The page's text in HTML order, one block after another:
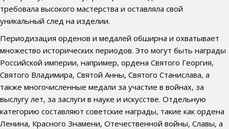
требовала высокого мастерства и оставляла свой
уникальный след на изделии.
Периодизация орденов и медалей обширна и охватывает
множество исторических периодов. Это могут быть награды
Российской империи, например, ордена Святого Георгия,
Святого Владимира, Святой Анны, Святого Станислава, а
также многочисленные медали за участие в войнах, за
выслугу лет, за заслуги в науке и искусстве. Отдельную
категорию составляют советские награды, такие как ордена
Ленина, Красного Знамени, Отечественной войны, Славы, а